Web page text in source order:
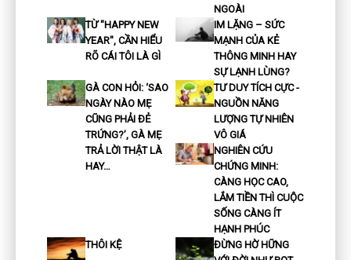
NGOÀI
TỪ "HAPPY NEW
YEAR", CẦN HIỂU
RÕ CÁI TÔI LÀ GÌ
IM LẶNG – SỨC
MẠNH CỦA KẺ
THÔNG MINH HAY
SỰ LẠNH LÙNG?
GÀ CON HỎI: ‘SAO
NGÀY NÀO MẸ
CŨNG PHẢI ĐẺ
TRỨNG?’, GÀ MẸ
TRẢ LỜI THẬT LÀ
HAY…
TƯ DUY TÍCH CỰC -
NGUỒN NĂNG
LƯỢNG TỰ NHIÊN
VÔ GIÁ
NGHIÊN CỨU
CHỨNG MINH:
CÀNG HỌC CAO,
LẮM TIỀN THÌ CUỘC
SỐNG CÀNG ÍT
HẠNH PHÚC
THÔI KỆ
ĐỪNG HỜ HỮNG